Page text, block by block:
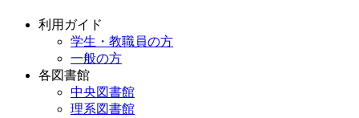
利用ガイド
学生・教職員の方
一般の方
各図書館
中央図書館
理系図書館